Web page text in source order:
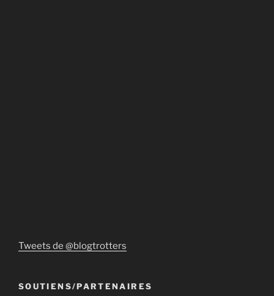
Tweets de @blogtrotters
SOUTIENS/PARTENAIRES